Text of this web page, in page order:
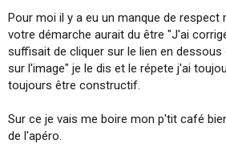
Pour moi il y a eu un manque de respect
votre démarche aurait du être "J'ai
suffisait de cliquer sur le lien en dessous
sur l'image" je le dis et le répete j'ai
toujours être constructif.
Sur ce je vais me boire mon p'tit café
de l'apéro.